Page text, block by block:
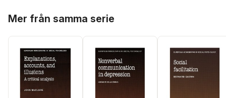
Mer från samma serie